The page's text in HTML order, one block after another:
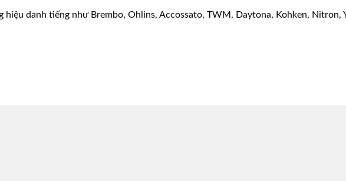
hiệu danh tiếng như Brembo, Ohlins, Accossato, TWM, Daytona, Kohken,